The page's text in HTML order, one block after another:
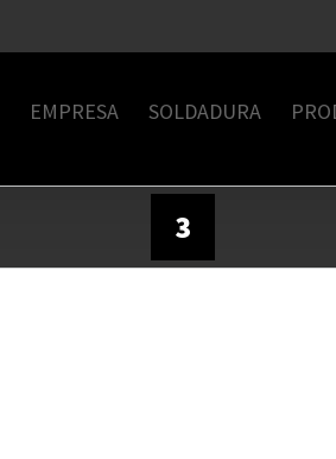
EMPRESA SOLDADURA
3